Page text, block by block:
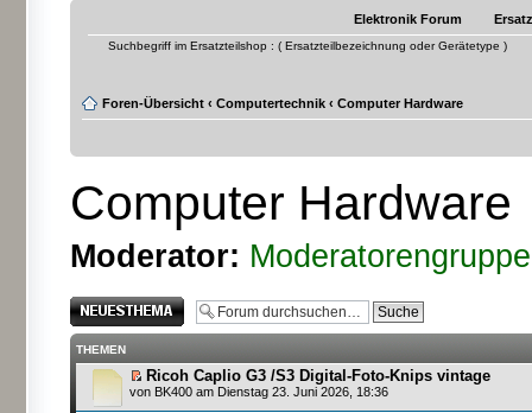
Elektronik Forum
Suchbegriff im Ersatzteilshop : ( Ersatzteilbezeichnung oder Gerätetype )
Foren-Übersicht ‹ Computertechnik ‹ Computer Hardware
Computer Hardware
Moderator: Moderatorengruppe
Neues Thema
erstellen
THEMEN
Ricoh Caplio G3 /S3 Digital-Foto-Knips vintage
von BK400 am Dienstag 23. Juni 2026, 18:36